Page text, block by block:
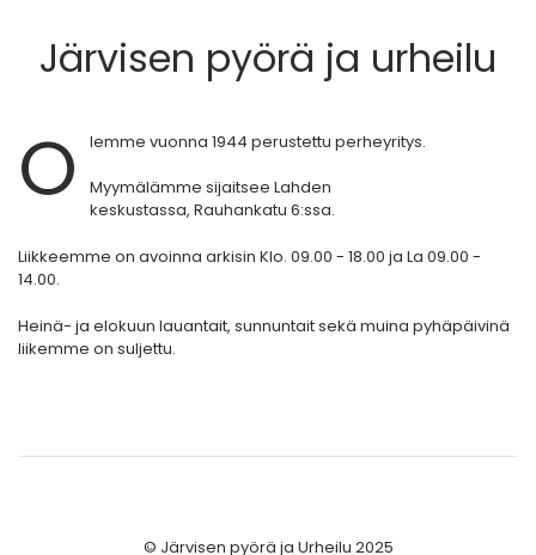
Järvisen pyörä ja urheilu
O
lemme vuonna 1944 perustettu perheyritys.
Myymälämme sijaitsee Lahden
keskustassa, Rauhankatu 6:ssa.
Liikkeemme on avoinna arkisin Klo. 09.00 - 18.00 ja La 09.00 -
14.00.
Heinä- ja elokuun lauantait, sunnuntait sekä muina pyhäpäivinä
liikemme on suljettu.
© Järvisen pyörä ja Urheilu 2025